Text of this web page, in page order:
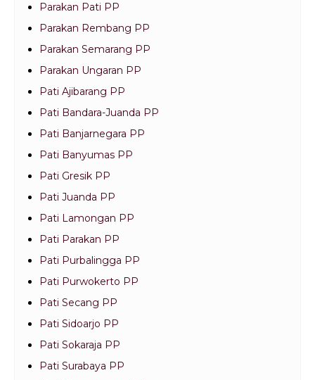
Parakan Pati PP
Parakan Rembang PP
Parakan Semarang PP
Parakan Ungaran PP
Pati Ajibarang PP
Pati Bandara-Juanda PP
Pati Banjarnegara PP
Pati Banyumas PP
Pati Gresik PP
Pati Juanda PP
Pati Lamongan PP
Pati Parakan PP
Pati Purbalingga PP
Pati Purwokerto PP
Pati Secang PP
Pati Sidoarjo PP
Pati Sokaraja PP
Pati Surabaya PP